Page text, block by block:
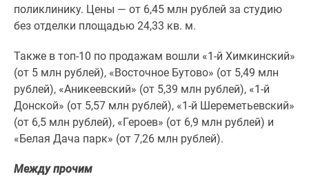
карте
Ипотечный
Семейная
ипотека
Военная
ипотека
Банки
Медиа
поликлинику. Цены — от 6,45 млн рублей за студию
без отделки площадью 24,33 кв. м.
Также в топ-10 по продажам вошли «1-й Химкинский»
(от 5 млн рублей), «Восточное Бутово» (от 5,49 млн
рублей), «Аникеевский» (от 5,39 млн рублей), «1-й
Донской» (от 5,57 млн рублей), «1-й Шереметьевский»
(от 6,5 млн рублей), «Героев» (от 6,9 млн рублей) и
«Белая Дача парк» (от 7,26 млн рублей).
Между прочим